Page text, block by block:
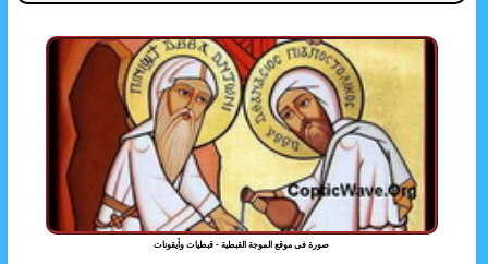
صورة فى موقع الموجة القبطية - قبطيات وأيقونات